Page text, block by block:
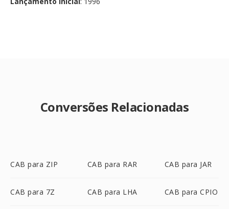
Conversões Relacionadas
CAB para ZIP CAB para RAR CAB para JAR
CAB para 7Z CAB para LHA CAB para CPIO